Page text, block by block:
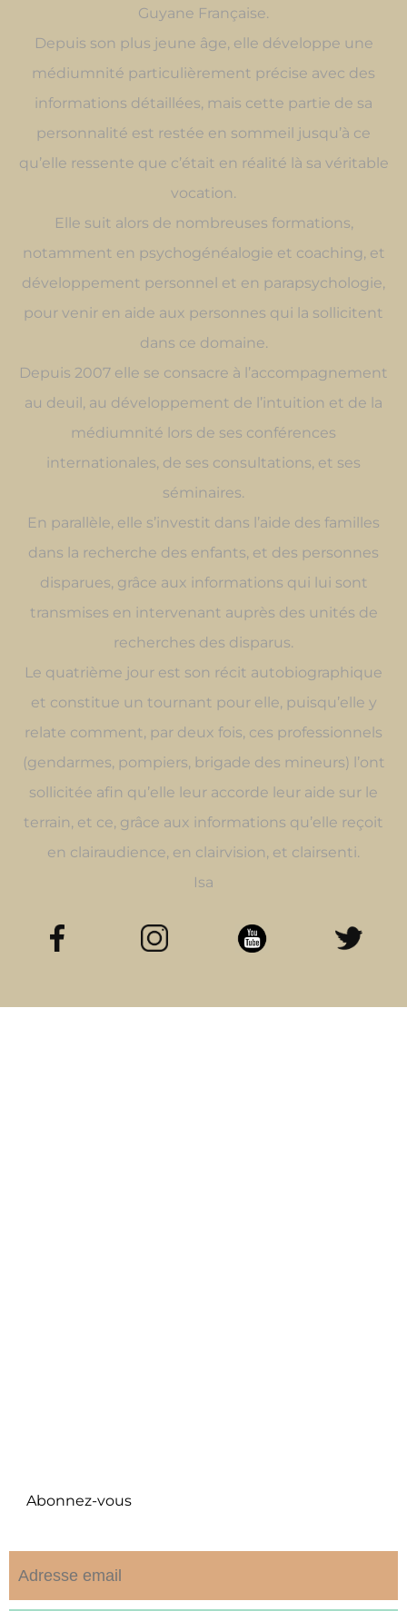
Guyane Française.
Depuis son plus jeune âge, elle développe une
médiumnité particulièrement précise avec des
informations détaillées, mais cette partie de sa
personnalité est restée en sommeil jusqu’à ce
qu’elle ressente que c’était en réalité là sa véritable
vocation.
Elle suit alors de nombreuses formations,
notamment en psychogénéalogie et coaching, et
développement personnel et en parapsychologie,
pour venir en aide aux personnes qui la sollicitent
dans ce domaine.
Depuis 2007 elle se consacre à l’accompagnement
au deuil, au développement de l’intuition et de la
médiumnité lors de ses conférences
internationales, de ses consultations, et ses
séminaires.
En parallèle, elle s’investit dans l’aide des familles
dans la recherche des enfants, et des personnes
disparues, grâce aux informations qui lui sont
transmises en intervenant auprès des unités de
recherches des disparus.
Le quatrième jour est son récit autobiographique
et constitue un tournant pour elle, puisqu’elle y
relate comment, par deux fois, ces professionnels
(gendarmes, pompiers, brigade des mineurs) l’ont
sollicitée afin qu’elle leur accorde leur aide sur le
terrain, et ce, grâce aux informations qu’elle reçoit
en clairaudience, en clairvision, et clairsenti.
Isa
Abonnez-vouseccc repudiandae est voluptatem.